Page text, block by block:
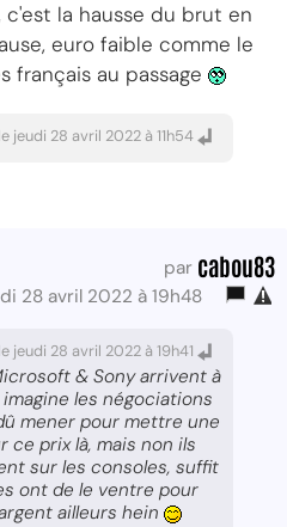
la hausse du brut en
euro faible comme le
français au passage
le jeudi 28 avril 2022 à 11h54
par cabou83
28 avril 2022 à 19h48
le jeudi 28 avril 2022 à 19h41
& Sony arrivent à
les négociations
mener pour mettre une
ce prix là, mais non ils
sur les consoles, suffit
ont de le ventre pour
ailleurs hein